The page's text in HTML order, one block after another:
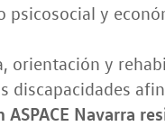
psicosocial y
orientación y
discapacidades
ASPACE Navarra